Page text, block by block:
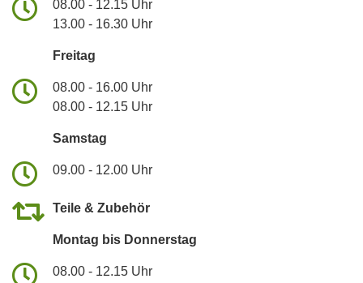
08.00 - 12.15 Uhr
13.00 - 16.30 Uhr
Freitag
08.00 - 16.00 Uhr
08.00 - 12.15 Uhr
Samstag
09.00 - 12.00 Uhr
Teile & Zubehör
Montag bis Donnerstag
08.00 - 12.15 Uhr